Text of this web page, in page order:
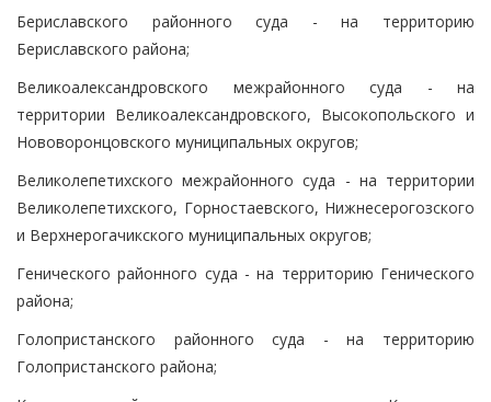
Бериславского районного суда - на территорию
Бериславского района;
Великоалександровского межрайонного суда - на
территории Великоалександровского, Высокопольского и
Нововоронцовского муниципальных округов;
Великолепетихского межрайонного суда - на территории
Великолепетихского, Горностаевского, Нижнесерогозского
и Верхнерогачикского муниципальных округов;
Генического районного суда - на территорию Генического
района;
Голопристанского районного суда - на территорию
Голопристанского района;